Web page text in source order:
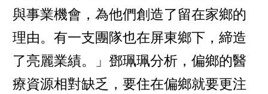
與事業機會，為他們創造了留在家鄉的
理由。有一支團隊也在屏東鄉下，締造
了亮麗業績。」鄧珮珮分析，偏鄉的醫
療資源相對缺乏，要住在偏鄉就要更注